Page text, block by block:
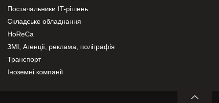
Постачальники IT-рішень
Складське обладнання
HoReCa
ЗМІ, Агенції, реклама, поліграфія
Транспорт
Іноземні компанії